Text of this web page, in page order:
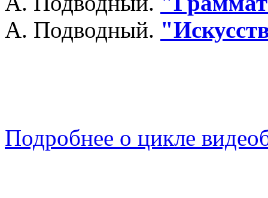
А. Подводный.
Подробнее о цикле